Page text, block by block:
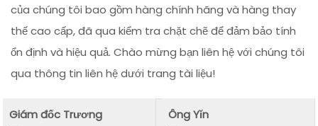
của chúng tôi bao gồm hàng chính hãng và hàng thay
thế cao cấp, đã qua kiểm tra chặt chẽ để đảm bảo tính
ổn định và hiệu quả. Chào mừng bạn liên hệ với chúng tôi
qua thông tin liên hệ dưới trang tài liệu!
Giám đốc Trương
Ông Yǐn